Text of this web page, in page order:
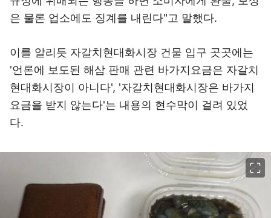
은 물론 업소에도 징계를 내린다"고 말했다.
이를 알리듯 자갈치현대화시장 건물 입구 곳곳에는
'언론에 보도된 해삼 판매 관련 바가지요금은 자갈치
현대화시장이 아니다', '자갈치현대화시장은 바가지
요금을 받지 않는다'는 내용의 현수막이 걸려 있었
다.